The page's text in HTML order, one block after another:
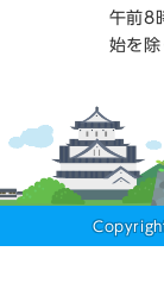
午前8
始を除